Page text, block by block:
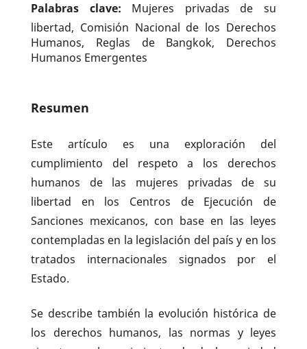
Palabras clave: Mujeres privadas de su
libertad, Comisión Nacional de los Derechos
Humanos, Reglas de Bangkok, Derechos
Humanos Emergentes
Resumen
Este artículo es una exploración del
cumplimiento del respeto a los derechos
humanos de las mujeres privadas de su
libertad en los Centros de Ejecución de
Sanciones mexicanos, con base en las leyes
contempladas en la legislación del país y en los
tratados internacionales signados por el
Estado.
Se describe también la evolución histórica de
los derechos humanos, las normas y leyes